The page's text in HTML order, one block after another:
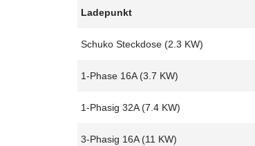
Ladepunkt
Schuko Steckdose (2.3 KW)
1-Phase 16A (3.7 KW)
1-Phasig 32A (7.4 KW)
3-Phasig 16A (11 KW)